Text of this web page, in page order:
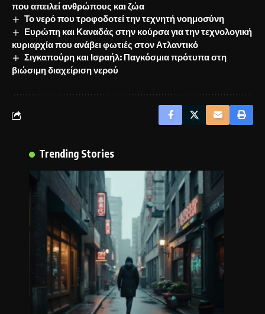
που απειλεί ανθρώπους και ζώα
Το νερό που τροφοδοτεί την τεχνητή νοημοσύνη
Ευρώπη και Καναδάς στην κούρσα για την τεχνολογική
κυριαρχία που ανάβει φωτιές στον Ατλαντικό
Σιγκαπούρη και Ισραήλ: Παγκόσμια πρότυπα στη
βιώσιμη διαχείριση νερού
Trending Stories